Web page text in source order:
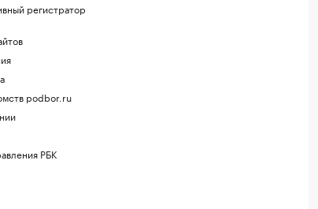
регистратор
podbor.ru
РБК